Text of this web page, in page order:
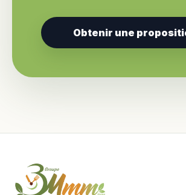
Obtenir une